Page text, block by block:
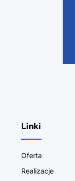
Linki
Oferta
Realizacje